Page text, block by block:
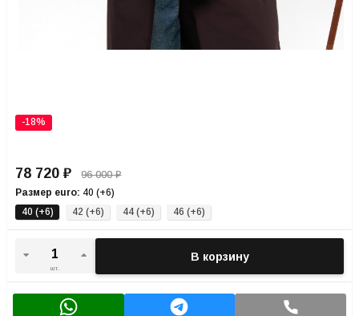
-18%
78 720₽ 96 000₽
Размер euro: 40 (+6)
40 (+6)
42 (+6) 44 (+6) 46 (+6)
шт.
В корзину